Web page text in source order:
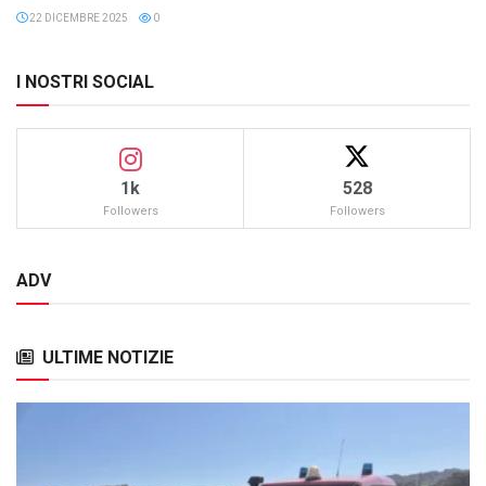
22 DICEMBRE 2025 0
I NOSTRI SOCIAL
1k
Followers
528
Followers
ADV
ULTIME NOTIZIE